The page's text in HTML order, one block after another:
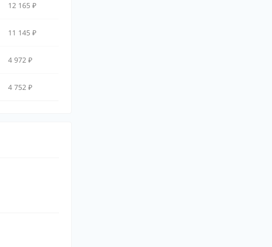
12 165 ₽
11 145 ₽
4 972 ₽
4 752 ₽